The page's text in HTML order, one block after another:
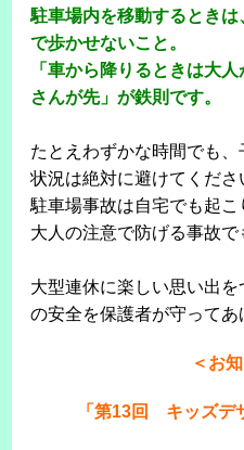
駐車場内を移動するとき
で歩かせないこと。
「車から降りるときは大
さんが先」が鉄則です。
たとえわずかな時間でも
状況は絶対に避けてくださ
駐車場事故は自宅でも起こ
大人の注意で防げる事故で
大型連休に楽しい思い出
の安全を保護者が守ってあ
＜お
「第13回 キッズデ